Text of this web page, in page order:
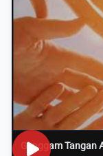
Genggam